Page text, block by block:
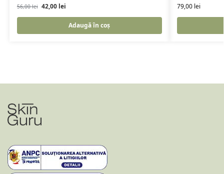
56,00lei 42,00 lei
Adaugă în coș
79,00 lei